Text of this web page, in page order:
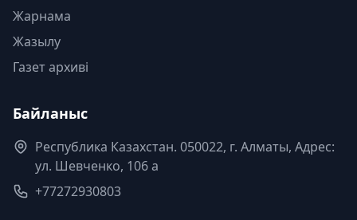
Жарнама
Жазылу
Газет архиві
Байланыс
Республика Казахстан. 050022, г. Алматы, Адрес:
ул. Шевченко, 106 а
+77272930803